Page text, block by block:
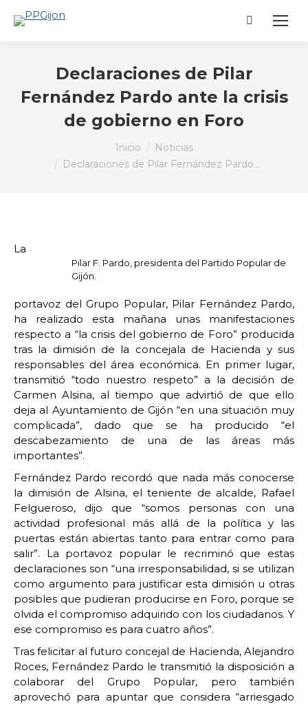
Buscar:
Declaraciones de Pilar
Fernández Pardo ante la crisis
de gobierno en Foro
Inicio
Noticias
Declaraciones de Pilar Fernández Pardo…
Pilar F. Pardo, presidenta del Partido Popular de
Gijón.
La
portavoz del Grupo Popular, Pilar Fernández Pardo,
ha realizado esta mañana unas manifestaciones
respecto a “la crisis del gobierno de Foro” producida
tras la dimisión de la concejala de Hacienda y sus
responsables del área económica. En primer lugar,
transmitió “todo nuestro respeto” a la decisión de
Carmen Alsina, al tiempo que advirtió de que ello
deja al Ayuntamiento de Gijón “en una situación muy
complicada”, dado que se ha producido “el
descabezamiento de una de las áreas más
importantes”.
Fernández Pardo recordó que nada más conocerse
la dimisión de Alsina, el teniente de alcalde, Rafael
Felgueroso, dijo que “somos personas con una
actividad profesional más allá de la política y las
puertas están abiertas tanto para entrar como para
salir”. La portavoz popular le recriminó que estas
declaraciones son “una irresponsabilidad, si se utilizan
como argumento para justificar esta dimisión u otras
posibles que pudieran producirse en Foro, porque se
olvida el compromiso adquirido con los ciudadanos. Y
ese compromiso es para cuatro años”.
Tras felicitar al futuro concejal de Hacienda, Alejandro
Roces, Fernández Pardo le transmitió la disposición a
colaborar del Grupo Popular, pero también
aprovechó para apuntar que considera “arriesgado